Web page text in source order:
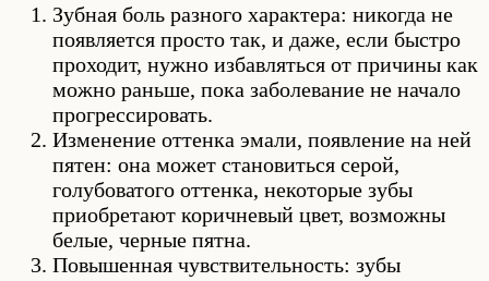
Зубная боль разного характера: никогда не
появляется просто так, и даже, если быстро
проходит, нужно избавляться от причины как
можно раньше, пока заболевание не начало
прогрессировать.
Изменение оттенка эмали, появление на ней
пятен: она может становиться серой,
голубоватого оттенка, некоторые зубы
приобретают коричневый цвет, возможны
белые, черные пятна.
Повышенная чувствительность: зубы